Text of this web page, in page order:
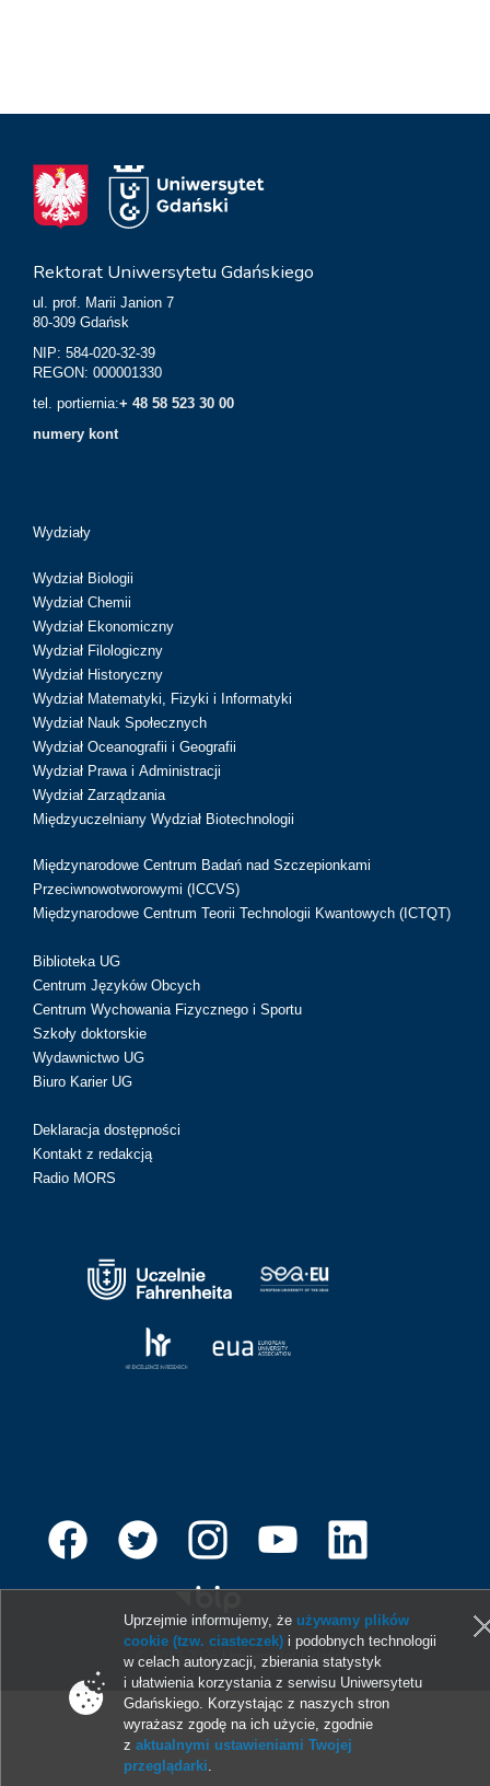
Rektorat Uniwersytetu Gdańskiego
ul. prof. Marii Janion 7
80-309 Gdańsk
NIP: 584-020-32-39
REGON: 000001330
tel. portiernia:+ 48 58 523 30 00
numery kont
Wydziały
Wydział Biologii
Wydział Chemii
Wydział Ekonomiczny
Wydział Filologiczny
Wydział Historyczny
Wydział Matematyki, Fizyki i Informatyki
Wydział Nauk Społecznych
Wydział Oceanografii i Geografii
Wydział Prawa i Administracji
Wydział Zarządzania
Międzyuczelniany Wydział Biotechnologii
Międzynarodowe Centrum Badań nad Szczepionkami
Przeciwnowotworowymi (ICCVS)
Międzynarodowe Centrum Teorii Technologii Kwantowych (ICTQT)
Biblioteka UG
Centrum Języków Obcych
Centrum Wychowania Fizycznego i Sportu
Szkoły doktorskie
Wydawnictwo UG
Biuro Karier UG
Deklaracja dostępności
Kontakt z redakcją
Radio MORS
© 2013-2026 Uniwersytet Gdański
Uprzejmie informujemy, że używamy plików
cookie (tzw. ciasteczek) i podobnych technologii
w celach autoryzacji, zbierania statystyk
i ułatwienia korzystania z serwisu Uniwersytetu
Gdańskiego. Korzystając z naszych stron
wyrażasz zgodę na ich użycie, zgodnie
zaktualnymi ustawieniami Twojej
przeglądarki.